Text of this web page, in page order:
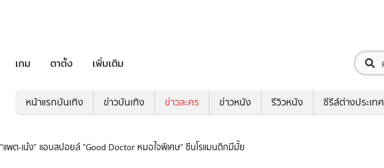
เกม ตาตั้ง เพิ่มเติม
หน้าแรกบันเทิง ข่าวบันเทิง ข่าวละคร ข่าวหนัง รีวิวหนัง ซีรีส์ต่างประเทศ
"แพต-เน๋ง" แอบสปอยล์ "Good Doctor หมอใจพิเศษ" ซีนโรแมนติกมีมั้ย